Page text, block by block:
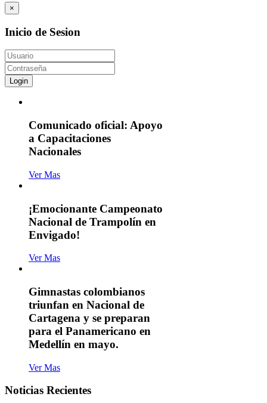
×
Inicio de Sesion
Login
Comunicado oficial: Apoyo
a Capacitaciones
Nacionales
Ver Mas
¡Emocionante Campeonato
Nacional de Trampolín en
Envigado!
Ver Mas
Gimnastas colombianos
triunfan en Nacional de
Cartagena y se preparan
para el Panamericano en
Medellín en mayo.
Ver Mas
Noticias Recientes